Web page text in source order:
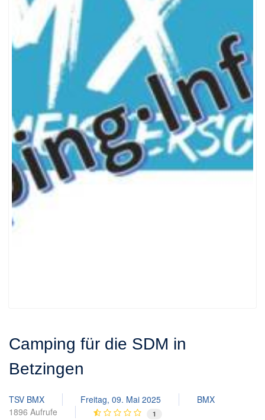
Camping für die SDM in
Betzingen
TSV BMX Freitag, 09. Mai 2025
BMX
1896 Aufrufe
1